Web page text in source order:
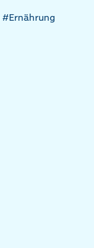
#Ernährung